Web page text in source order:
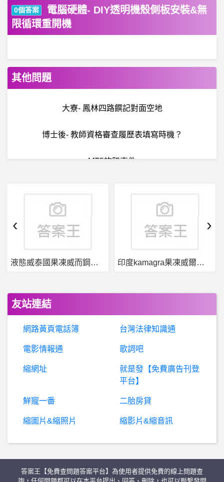
0個答案
電腦硬體- DIY透明機殼側板安裝&無
限循環重開機
其他問題
大寮- 鳳林四路饌記對面空地
博士後- 教師資格審查履歷表填寫時機？
MT5詐騙事件
希
洽- 洛可被烙難吃印很奇怪吧 洛可被烙難吃印很奇怪吧
無蝦米輸入法- 有人用 PuTTY 上 ptt 的嗎?
希
洽- 文明帝國6 多喜歡萬里長城啊？ 文明帝國6 多喜歡萬里長城啊？
股
票- 同樣追蹤大盤，006208 怎溢價多？ 同樣追蹤大盤，006208 怎溢價多？
聖地牙哥- 在hotels.sandiego.org買票時的錯誤訊息
角色扮演 扮裝- 急徵 跪求紙鈔屋服裝
DCT- 關於演唱會事宜
台
南- 尋找夜市裡的土耳其飾品攤位 尋找夜市裡的土耳其飾品攤位
液態威泰國果凍威而鋼哪裡買 印度kamagra果凍威爾剛用於治療男性勃起功能障礙
‹ ›
友站連結
網路黃頁電話簿 台灣法律知識通
電影情報通 歌詞吧
縮網址
就是發【免費廣告刊登
平台】
鮮寵一番 二胎房貸
縮圖片&縮照片 縮影片&縮音訊
答案王【免費查問題答案平台】為使用者提供免費的線上問題查